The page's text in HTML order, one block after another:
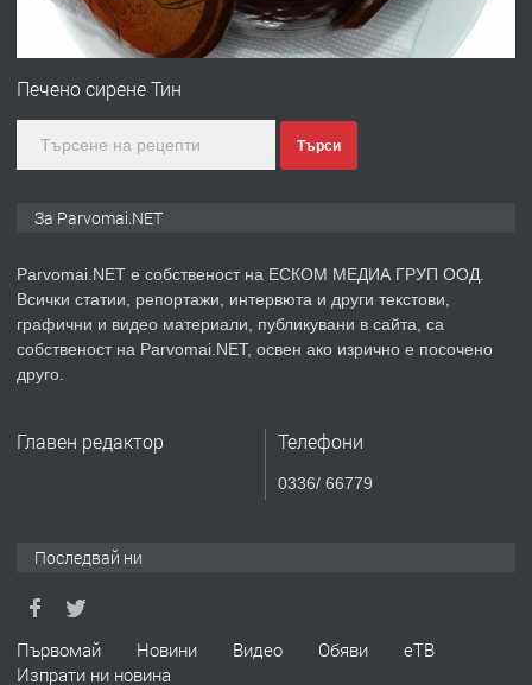
ПРЕДЛАГА
Първи поход "По стъпките на Ангел
преди 1 година
ПРЕДЛАГА Уроци по Математика
ТЪРСИ
Печено сирене Тин
Търси
За Parvomai.NET
Parvomai.NET е собственост на ЕСКОМ МЕДИА ГРУП ООД.
Всички статии, репортажи, интервюта и други текстови,
графични и видео материали, публикувани в сайта, са
собственост на Parvomai.NET, освен ако изрично е посочено
друго.
Главен редактор Телефони
0336/ 66779
Последвай ни
Първомай Новини Видео Обяви
еТВ
Изпрати ни новина